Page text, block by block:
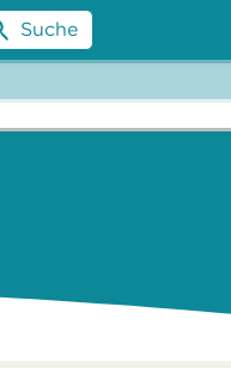
Suche